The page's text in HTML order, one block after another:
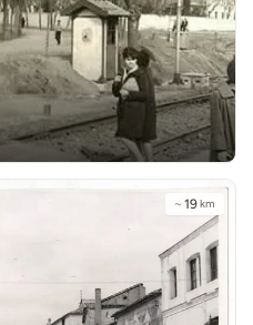
~ 19km